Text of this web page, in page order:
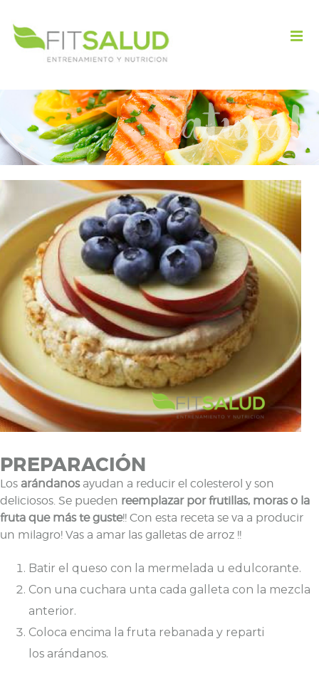
PREPARACIÓN
Los arándanosayudan a reducir el colesterol y son
deliciosos. Se pueden reemplazar por frutillas, moras o la
fruta que más te guste!! Con esta receta se va a producir
un milagro! Vas a amar las galletas de arroz !!
Batir el queso con la mermelada u edulcorante.
Con una cuchara unta cada galleta con la mezcla
anterior.
Coloca encima la fruta rebanada y reparti
los arándanos.